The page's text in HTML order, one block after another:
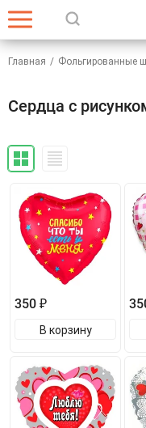
Главная / Фольгированные
Сердца с
350 ₽
В корзину